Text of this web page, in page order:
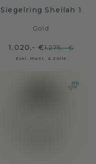
Siegelring Sheilah 1
Gold
1.020,- €1.275,- €
Exkl. MwSt. & Zölle